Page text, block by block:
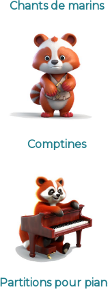
Chants de marins
Comptines
Partitions pour